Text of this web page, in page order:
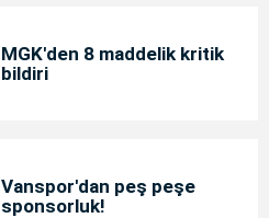
MGK'den 8 maddelik kritik
bildiri
Vanspor'dan peş peşe
sponsorluk!